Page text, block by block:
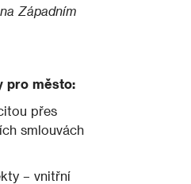
Západním
pro město:
přes
smlouvách
– vnitřní